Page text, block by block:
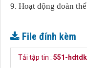
9. Hoạt động đoàn
File đính kèm
Tải tập tin : 551-